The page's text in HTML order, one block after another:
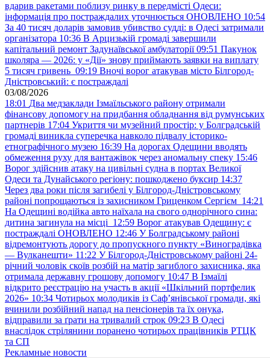
вдарив ракетами поблизу ринку в передмісті Одеси:
інформація про постраждалих уточнюється ОНОВЛЕНО 10:54
За 40 тисяч доларів замовив убивство судді: в Одесі затримали
організатора 10:36 В Арцизькій громаді завершили
капітальний ремонт Задунаївської амбулаторії 09:51 Пакунок
школяра — 2026: у «Дії» знову приймають заявки на виплату
5 тисяч гривень 09:19 Вночі ворог атакував місто Білгород-
Дністровський: є постраждалі
03/08/2026
18:01 Два медзаклади Ізмаїльського району отримали
фінансову допомогу на придбання обладнання від румунських
партнерів 17:04 Укриття чи музейний простір: у Болградській
громаді виникла суперечка навколо підвалу історико-
етнографічного музею 16:39 На дорогах Одещини вводять
обмеження руху для вантажівок через аномальну спеку 15:46
Ворог здійснив атаку на цивільні судна в портах Великої
Одеси та Дунайського регіону: пошкоджено буксир 14:37
Через два роки після загибелі у Білгород-Дністровському
районі попрощаються із захисником Гриценком Сергієм 14:21
На Одещині водійка авто наїхала на свого однорічного сина:
дитина загинула на місці 12:59 Ворог атакував Одещину: є
постраждалі ОНОВЛЕНО 12:46 У Болградському районі
відремонтують дорогу до пропускного пункту «Виноградівка
— Вулканешти» 11:22 У Білгород-Дністровському районі 24-
річний чоловік скоїв розбій на матір загиблого захисника, яка
отримала державну грошову допомогу 10:47 В Ізмаїлі
відкрито реєстрацію на участь в акції «Шкільний портфелик
2026» 10:34 Чотирьох молодиків із Саф’янівської громади, які
вчинили розбійний напад на пенсіонерів та їх онука,
відправили за ґрати на тривалий строк 09:23 В Одесі
внаслідок стрілянини поранено чотирьох працівників РТЦК
та СП
Рекламные новости